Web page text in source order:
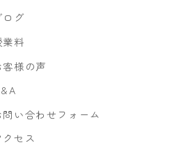
ログ
業料
客様の声
問い合わせフォーム
クセス